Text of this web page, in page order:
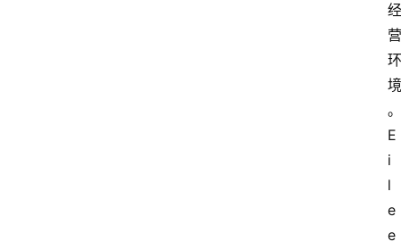
经
营
环
境
。
E
i
l
e
e